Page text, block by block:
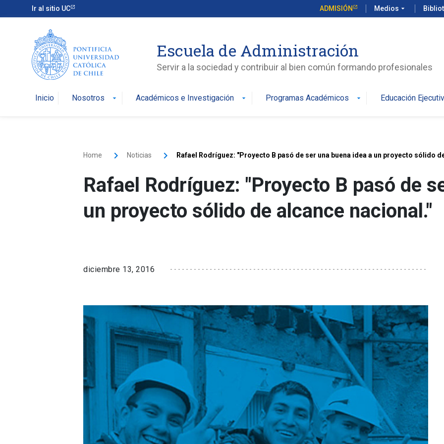
Ir al sitio UC ADMISIÓN Medios arrow_drop_down
Escuela de Administración
Servir a la sociedad y contribuir al bien común formando profesionales
Inicio Nosotros arrow_drop_down Académicos e Investigación arrow_drop_down Programas Académicos arrow_drop_down Educación
Home Noticias Rafael Rodríguez: "Proyecto B pasó de ser una buena idea a un proyecto sólido
Rafael Rodríguez: "Proyecto B pasó de
un proyecto sólido de alcance nacional."
diciembre 13, 2016